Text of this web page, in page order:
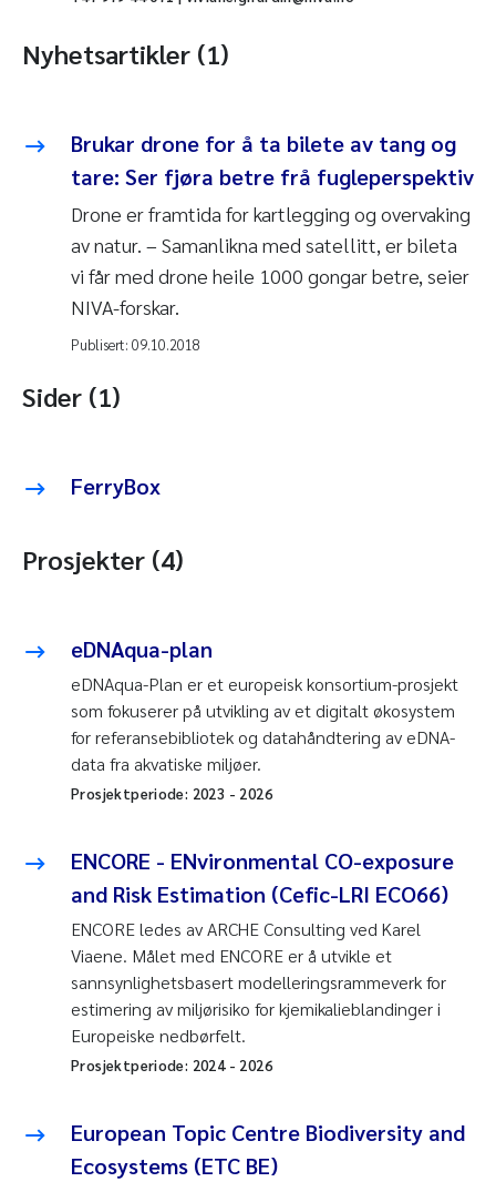
Nyhetsartikler (1)
Brukar drone for å ta bilete av tang og
tare: Ser fjøra betre frå fugleperspektiv
Drone er framtida for kartlegging og overvaking
av natur. – Samanlikna med satellitt, er bileta
vi får med drone heile 1000 gongar betre, seier
NIVA-forskar.
Publisert: 09.10.2018
Sider (1)
FerryBox
Prosjekter (4)
eDNAqua-plan
eDNAqua-Plan er et europeisk konsortium-prosjekt
som fokuserer på utvikling av et digitalt økosystem
for referansebibliotek og datahåndtering av eDNA-
data fra akvatiske miljøer.
Prosjektperiode: 2023 - 2026
ENCORE - ENvironmental CO-exposure
and Risk Estimation (Cefic-LRI ECO66)
ENCORE ledes av ARCHE Consulting ved Karel
Viaene. Målet med ENCORE er å utvikle et
sannsynlighetsbasert modelleringsrammeverk for
estimering av miljørisiko for kjemikalieblandinger i
Europeiske nedbørfelt.
Prosjektperiode: 2024- 2026
European Topic Centre Biodiversity and
Ecosystems (ETC BE)